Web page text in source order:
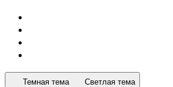
Темная тема Светлая тема